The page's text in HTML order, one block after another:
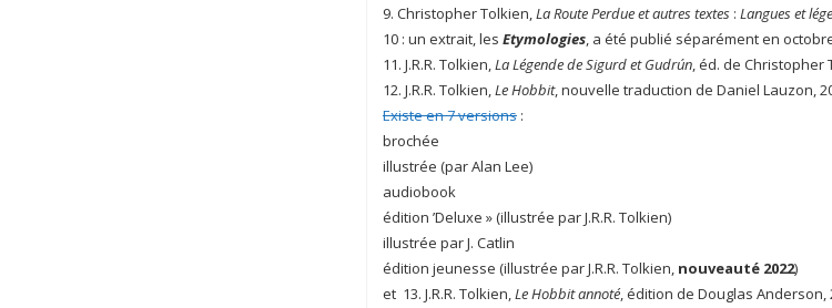
9. Christopher Tolkien,La Route Perdue et autres textes : Langues et
10 : un extrait, les Etymologies, a été publié séparément en
11. J.R.R. Tolkien,La Légende de Sigurd et Gudrún, éd. de Christopher
12. J.R.R. Tolkien,Le Hobbit, nouvelle traduction de Daniel Lauzon,
Existe en 7 versions :
brochée
illustrée (par Alan Lee)
audiobook
édition ’Deluxe » (illustrée par J.R.R. Tolkien)
illustrée par J. Catlin
édition jeunesse (illustrée par J.R.R. Tolkien, nouveauté 2022)
et 13. J.R.R. Tolkien,Le Hobbit annoté, édition de Douglas Anderson,